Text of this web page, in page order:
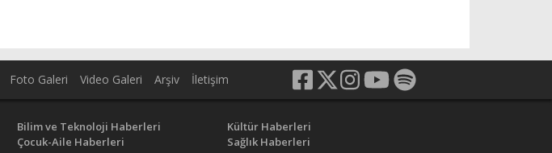
Foto Galeri Video Galeri Arşiv İletişim
Bilim ve Teknoloji Haberleri
Çocuk-Aile Haberleri
Kültür Haberleri
Sağlık Haberleri